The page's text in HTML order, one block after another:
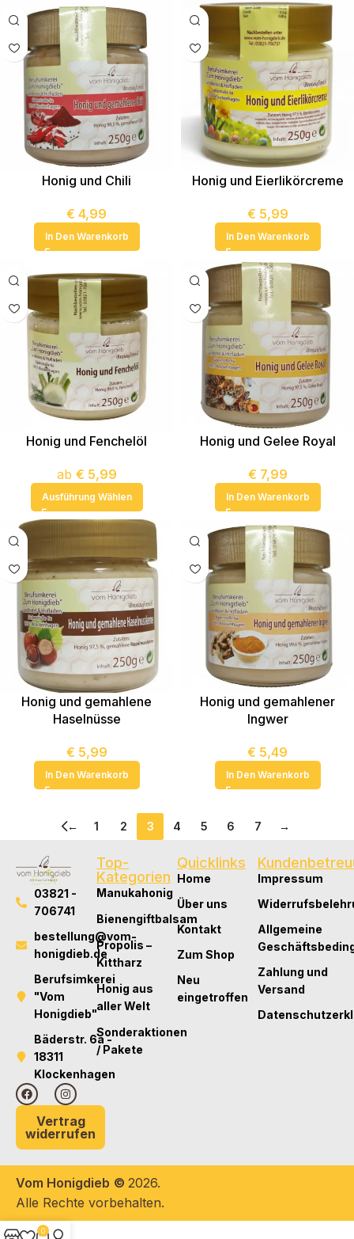
Honig und Chili
€ 4,99
In Den Warenkorb
Honig und Eierlikörcreme
€ 5,99
In Den Warenkorb
Honig und Fenchelöl
ab € 5,99
Ausführung Wählen
Honig und Gelee Royal
€ 7,99
In Den Warenkorb
Honig und gemahlene
Haselnüsse
€ 5,99
In Den Warenkorb
Honig und gemahlener
Ingwer
€ 5,49
In Den Warenkorb
← 1 2 3 4 5 6 7 →
03821 -
706741
bestellung@vom-
honigdieb.de
Berufsimkerei
"Vom
Honigdieb"
Bäderstr. 6a -
18311
Klockenhagen
Vertrag
widerrufen
Top-
Kategorien
Manukahonig
Bienengiftbalsam
Propolis –
Kittharz
Honig aus
aller Welt
Sonderaktionen
/ Pakete
Quicklinks
Home
Über uns
Kontakt
Zum Shop
Neu
eingetroffen
Impressum
Allgemeine
Zahlung und
Versand
Vom Honigdieb © 2026.
Alle Rechte vorbehalten.
0